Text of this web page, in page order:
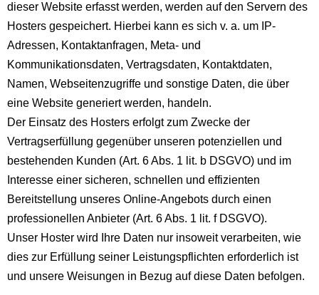
dieser Website erfasst werden, werden auf den Servern des
Hosters gespeichert. Hierbei kann es sich v. a. um IP-
Adressen, Kontaktanfragen, Meta- und
Kommunikationsdaten, Vertragsdaten, Kontaktdaten,
Namen, Webseitenzugriffe und sonstige Daten, die über
eine Website generiert werden, handeln.
Der Einsatz des Hosters erfolgt zum Zwecke der
Vertragserfüllung gegenüber unseren potenziellen und
bestehenden Kunden (Art. 6 Abs. 1 lit. b DSGVO) und im
Interesse einer sicheren, schnellen und effizienten
Bereitstellung unseres Online-Angebots durch einen
professionellen Anbieter (Art. 6 Abs. 1 lit. f DSGVO).
Unser Hoster wird Ihre Daten nur insoweit verarbeiten, wie
dies zur Erfüllung seiner Leistungspflichten erforderlich ist
und unsere Weisungen in Bezug auf diese Daten befolgen.